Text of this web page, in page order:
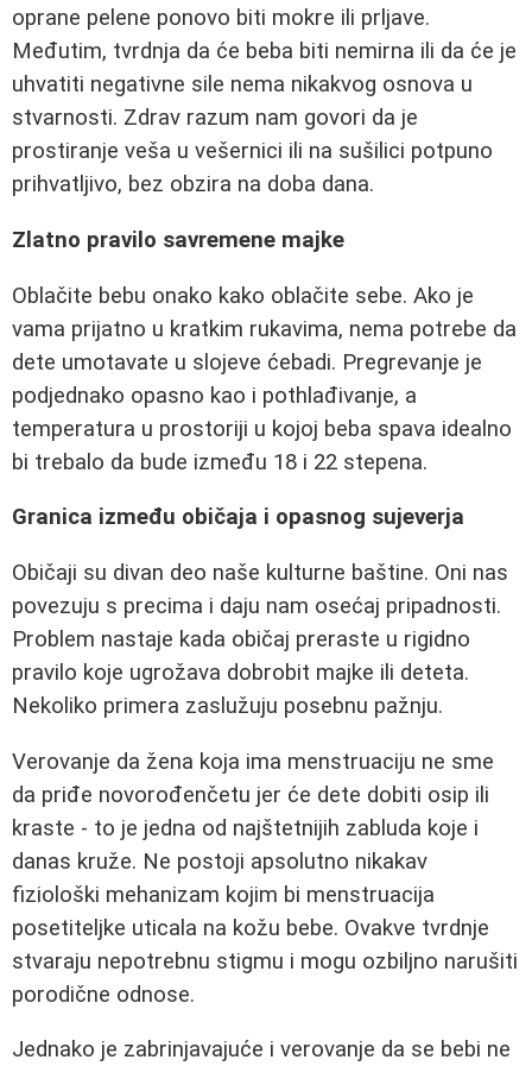
oprane pelene ponovo biti mokre ili prljave.
Međutim, tvrdnja da će beba biti nemirna ili da će je
uhvatiti negativne sile nema nikakvog osnova u
stvarnosti. Zdrav razum nam govori da je
prostiranje veša u vešernici ili na sušilici potpuno
prihvatljivo, bez obzira na doba dana.
Zlatno pravilo savremene majke
Oblačite bebu onako kako oblačite sebe. Ako je
vama prijatno u kratkim rukavima, nema potrebe da
dete umotavate u slojeve ćebadi. Pregrevanje je
podjednako opasno kao i pothlađivanje, a
temperatura u prostoriji u kojoj beba spava idealno
bi trebalo da bude između 18 i 22 stepena.
Granica između običaja i opasnog sujeverja
Običaji su divan deo naše kulturne baštine. Oni nas
povezuju s precima i daju nam osećaj pripadnosti.
Problem nastaje kada običaj preraste u rigidno
pravilo koje ugrožava dobrobit majke ili deteta.
Nekoliko primera zaslužuju posebnu pažnju.
Verovanje da žena koja ima menstruaciju ne sme
da priđe novorođenčetu jer će dete dobiti osip ili
kraste - to je jedna od najštetnijih zabluda koje i
danas kruže. Ne postoji apsolutno nikakav
fiziološki mehanizam kojim bi menstruacija
posetiteljke uticala na kožu bebe. Ovakve tvrdnje
stvaraju nepotrebnu stigmu i mogu ozbiljno narušiti
porodične odnose.
Jednako je zabrinjavajuće i verovanje da se bebi ne